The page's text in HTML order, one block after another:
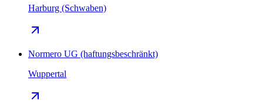
Harburg (Schwaben)
Normero UG (haftungsbeschränkt)
Wuppertal